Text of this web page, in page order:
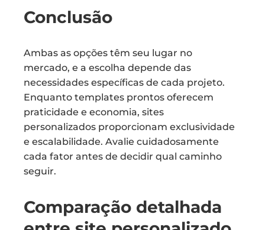
Conclusão
Ambas as opções têm seu lugar no
mercado, e a escolha depende das
necessidades específicas de cada projeto.
Enquanto templates prontos oferecem
praticidade e economia, sites
personalizados proporcionam exclusividade
e escalabilidade. Avalie cuidadosamente
cada fator antes de decidir qual caminho
seguir.
Comparação detalhada